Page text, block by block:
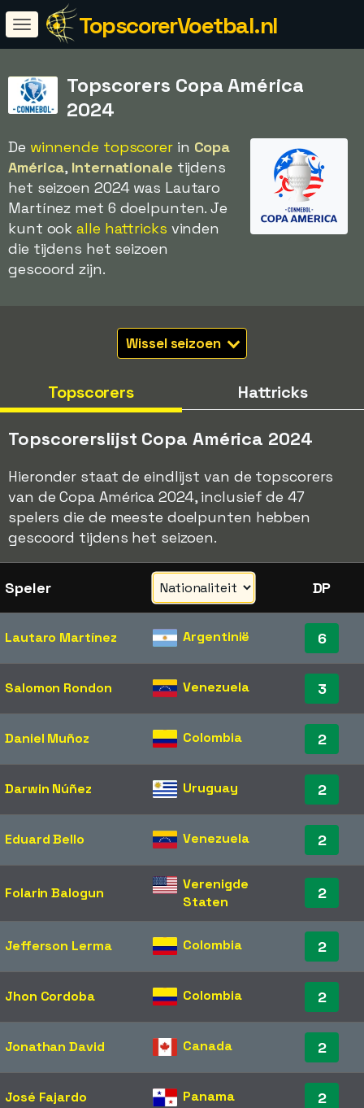
TopscorerVoetbal.nl
Topscorers Copa América
2024
De winnende topscorerin Copa
América, Internationale tijdens
het seizoen 2024 was Lautaro
Martínez met 6 doelpunten. Je
kunt ookalle hattricks vinden
die tijdens het seizoen
gescoord zijn.
Wissel seizoen
Topscorers Hattricks
Topscorerslijst Copa América 2024
Hieronder staat de eindlijst van de topscorers
van de Copa América 2024, inclusief de 47
spelers die de meeste doelpunten hebben
gescoord tijdens het seizoen.
Speler DP
Lautaro Martínez Argentinië 6
Salomon Rondon Venezuela 3
Daniel Muñoz Colombia 2
Darwin Núñez Uruguay 2
Eduard Bello Venezuela 2
Folarin Balogun
Verenigde
Staten
2
Jefferson Lerma Colombia 2
Jhon Cordoba Colombia 2
Jonathan David Canada 2
José Fajardo Panama 2